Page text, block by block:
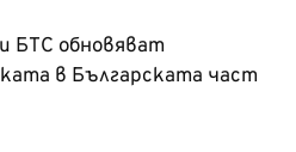
БТС обновяват
в Българската част